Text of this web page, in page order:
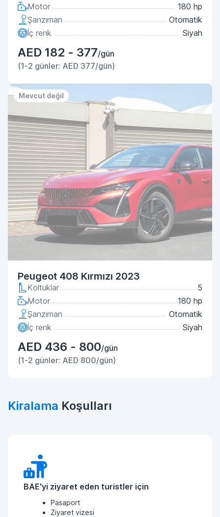
Motor
180 hp
Şanzıman
Otomatik
İç renk
Siyah
AED 182 - 377/gün
(1-2 günler: AED 377/gün)
Mevcut değil
Peugeot 408 Kırmızı 2023
Koltuklar
5
Motor
180 hp
Şanzıman
Otomatik
İç renk
Siyah
AED 436 - 800/gün
(1-2 günler: AED 800/gün)
Kiralama Koşulları
BAE'yi ziyaret eden turistler için
Pasaport
Ziyaret vizesi